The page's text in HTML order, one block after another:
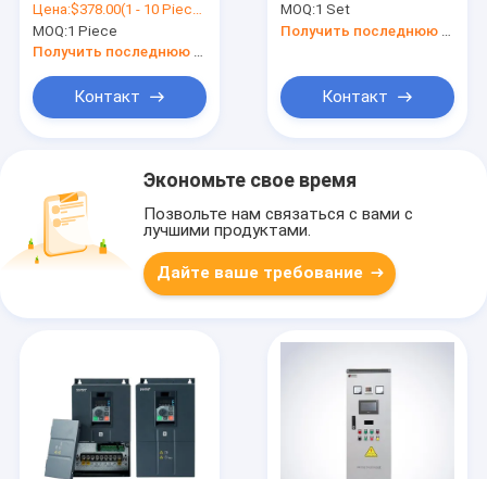
pH 380V Off Grid
Solar Pump
Frequency Inverter
Цена:$378.00(1 - 10 Pieces) $363.00(11 - 50 Pieces) $354.00(51 - 99 Pieces) $340.00(>=100 Pieces)
MOQ:1 Piece
Получить последнюю цену
Контакт
MPPT Hybrid Solar
Power Inverter WiFi
MOQ:1 Set
Контакт
Экономьте свое время
Позвольте нам связаться с вами с
лучшими продуктами.
Дайте ваше требование